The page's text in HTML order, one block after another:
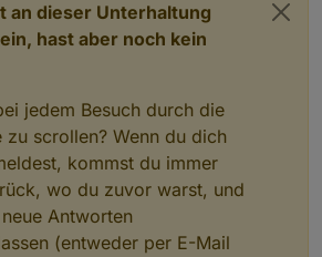
an dieser Unterhaltung
hast aber noch kein
jedem Besuch durch die
zu scrollen? Wenn du dich
kommst du immer
wo du zuvor warst, und
Antworten
(entweder per E-Mail